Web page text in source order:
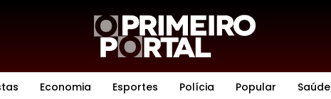
Economia Esportes Polícia Popular Saúde